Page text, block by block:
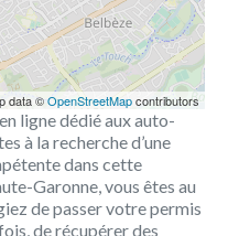
data ©OpenStreetMapcontributors
ligne dédié aux auto-
à la recherche d’une
dans cette
Garonne, vous êtes au
de passer votre permis
de récupérer des